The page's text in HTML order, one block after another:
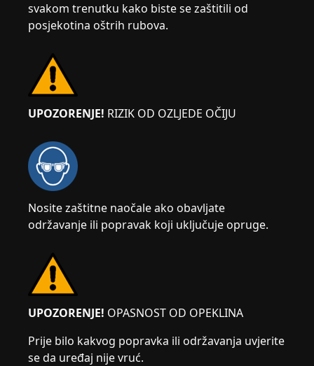
svakom trenutku kako biste se zaštitili od
posjekotina oštrih rubova.
UPOZORENJE! RIZIK OD OZLJEDE OČIJU
Nosite zaštitne naočale ako obavljate
održavanje ili popravak koji uključuje opruge.
UPOZORENJE! OPASNOST OD OPEKLINA
Prije bilo kakvog popravka ili održavanja uvjerite
se da uređaj nije vruć.